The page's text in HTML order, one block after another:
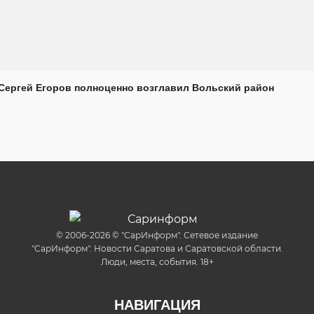
Егоров полноценно возглавил Вольский район
© 2006-2026 © "СарИнформ". Сетевое издание
"СарИнформ". Новости Саратова и Саратовской области.
Люди, места, события. 18+
НАВИГАЦИЯ